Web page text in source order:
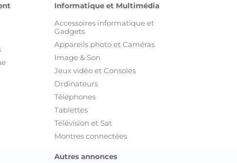
Informatique et Multimédia
Accessoires informatique et
Gadgets
Appareils photo et Caméras
Image & Son
Jeux vidéo et Consoles
Ordinateurs
Téléphones
Tablettes
Télévision et Sat
Montres connectées
Autres annonces